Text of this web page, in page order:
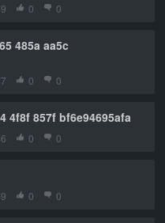
0 0
485a aa5c
0 0
4f8f 857f bf6e94695afa
0 0
0 0